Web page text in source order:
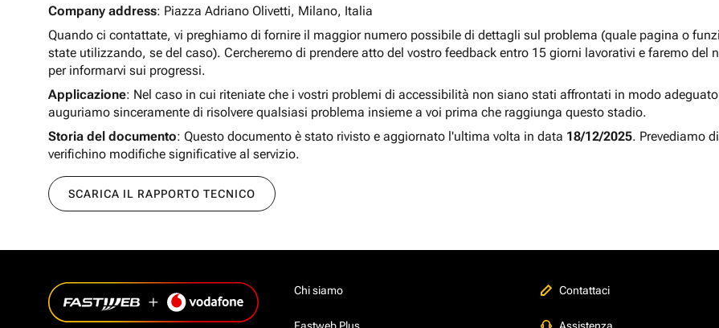
Company address: Piazza Adriano Olivetti, Milano, Italia
Quando ci contattate, vi preghiamo di fornire il maggior numero possibile di dettagli sul problema (quale pagina o
state utilizzando, se del caso). Cercheremo di prendere atto del vostro feedback entro 15 giorni lavorativi e faremo
per informarvi sui progressi.
Applicazione: Nel caso in cui riteniate che i vostri problemi di accessibilità non siano stati affrontati in modo
auguriamo sinceramente di risolvere qualsiasi problema insieme a voi prima che raggiunga questo stadio.
Storia del documento: Questo documento è stato rivisto e aggiornato l'ultima volta in data 18/12/2025. Prevediamo
verifichino modifiche significative al servizio.
SCARICA IL RAPPORTO TECNICO
Chi siamo Contattaci